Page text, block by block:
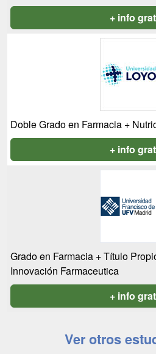
+ info
Doble Grado en Farmacia +
+ info
Grado en Farmacia + Título
Innovación Farmaceutica
+ info
Ver otros